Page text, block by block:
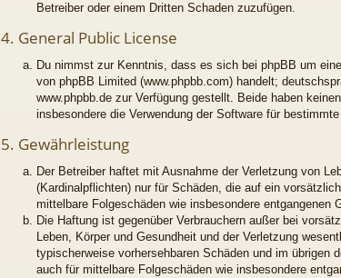
Betreiber oder einem Dritten Schaden zuzufügen.
4. General Public License
Du nimmst zur Kenntnis, dass es sich bei phpBB um
von phpBB Limited (www.phpbb.com) handelt;
www.phpbb.de zur Verfügung gestellt. Beide haben
insbesondere die Verwendung der Software für
5. Gewährleistung
Der Betreiber haftet mit Ausnahme der Verletzung von
(Kardinalpflichten) nur für Schäden, die auf ein
mittelbare Folgeschäden wie insbesondere entgangenen
Die Haftung ist gegenüber Verbrauchern außer bei
Leben, Körper und Gesundheit und der Verletzung
typischerweise vorhersehbaren Schäden und im
auch für mittelbare Folgeschäden wie insbesondere